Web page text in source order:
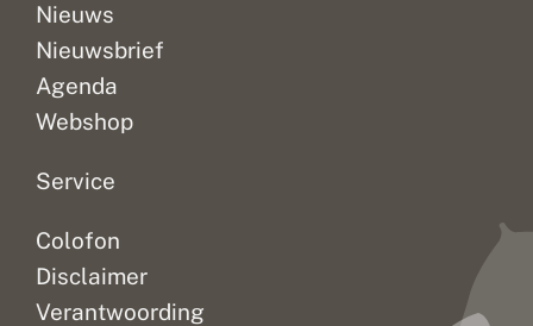
Nieuws
Nieuwsbrief
Agenda
Webshop
Service
Colofon
Disclaimer
Verantwoording